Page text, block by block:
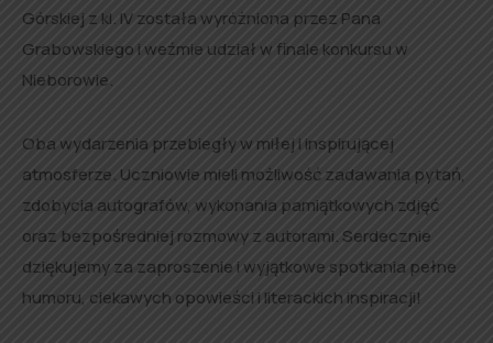
Górskiej z kl. IV została wyróżniona przez Pana
Grabowskiego i weźmie udział w finale konkursu w
Nieborowie.
Oba wydarzenia przebiegły w miłej i inspirującej
atmosferze. Uczniowie mieli możliwość zadawania pytań,
zdobycia autografów, wykonania pamiątkowych zdjęć
oraz bezpośredniej rozmowy z autorami. Serdecznie
dziękujemy za zaproszenie i wyjątkowe spotkania pełne
humoru, ciekawych opowieści i literackich inspiracji!